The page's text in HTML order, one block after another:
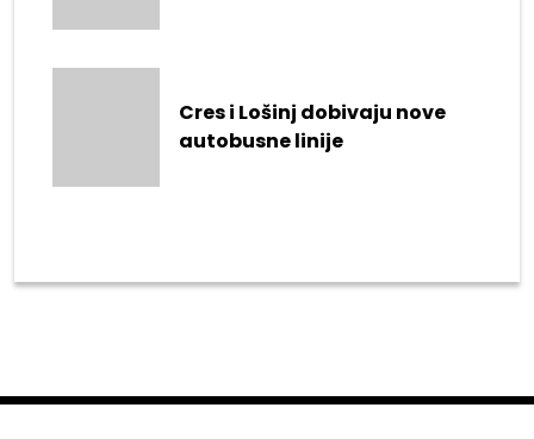
Cres i Lošinj dobivaju nove
autobusne linije